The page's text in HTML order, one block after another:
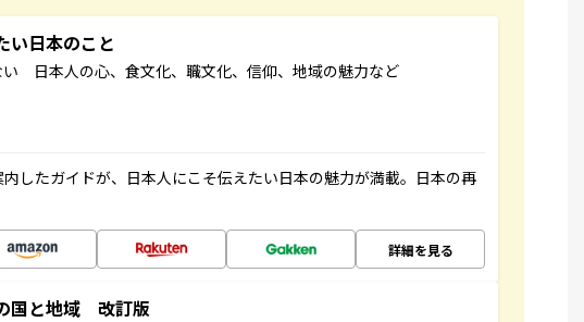
日本のこと
い 日本人の心、食文化、職文化、信仰、地域の魅力など
したガイドが、日本人にこそ伝えたい日本の魅力が満載。日本の再
詳細を見る
国と地域 改訂版